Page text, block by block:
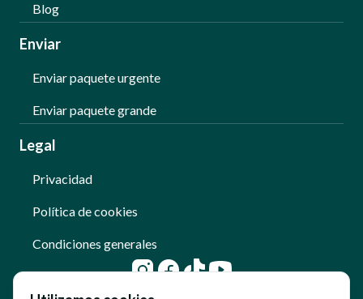
Blog
Enviar
Enviar paquete urgente
Enviar paquete grande
Legal
Privacidad
Política de cookies
Condiciones generales